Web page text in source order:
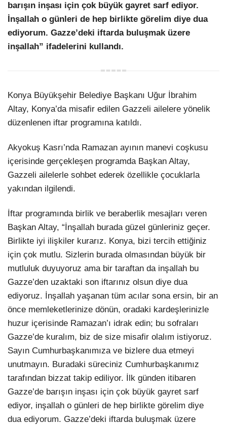
barışın inşası için çok büyük gayret sarf ediyor.
İnşallah o günleri de hep birlikte görelim diye dua
ediyorum. Gazze’deki iftarda buluşmak üzere
inşallah” ifadelerini kullandı.
Konya Büyükşehir Belediye Başkanı Uğur İbrahim
Altay, Konya’da misafir edilen Gazzeli ailelere yönelik
düzenlenen iftar programına katıldı.
Akyokuş Kasrı’nda Ramazan ayının manevi coşkusu
içerisinde gerçekleşen programda Başkan Altay,
Gazzeli ailelerle sohbet ederek özellikle çocuklarla
yakından ilgilendi.
İftar programında birlik ve beraberlik mesajları veren
Başkan Altay, “İnşallah burada güzel günleriniz geçer.
Birlikte iyi ilişkiler kurarız. Konya, bizi tercih ettiğiniz
için çok mutlu. Sizlerin burada olmasından büyük bir
mutluluk duyuyoruz ama bir taraftan da inşallah bu
Gazze’den uzaktaki son iftarınız olsun diye dua
ediyoruz. İnşallah yaşanan tüm acılar sona ersin, bir an
önce memleketlerinize dönün, oradaki kardeşlerinizle
huzur içerisinde Ramazan’ı idrak edin; bu sofraları
Gazze’de kuralım, biz de size misafir olalım istiyoruz.
Sayın Cumhurbaşkanımıza ve bizlere dua etmeyi
unutmayın. Buradaki süreciniz Cumhurbaşkanımız
tarafından bizzat takip ediliyor. İlk günden itibaren
Gazze’de barışın inşası için çok büyük gayret sarf
ediyor, inşallah o günleri de hep birlikte görelim diye
dua ediyorum. Gazze’deki iftarda buluşmak üzere